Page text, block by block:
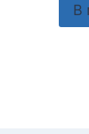
В